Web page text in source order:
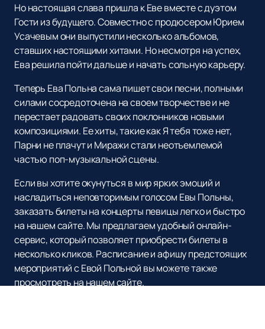
Но настоящая слава пришла к Еве вместе с дуэтом
Гости из будущего. Совместно с продюсером Юрием
Усачевым они выпустили несколько альбомов,
ставших настоящими хитами. Но несмотря на успех,
Ева решила пойти дальше и начать сольную карьеру.
Теперь Ева Польна сама пишет свои песни, полными
силами сосредоточена на своем творчестве и не
перестает радовать своих поклонников новыми
композициями. Ее хиты, такие как Я тебя тоже нет,
Парни не плачут и Миражи стали неотъемлемой
частью поп-музыкальной сцены.
Если вы хотите окунуться в мир ярких эмоций и
насладиться неповторимым голосом Евы Польны,
заказать билеты на концерты певицы легко и быстро
на нашем сайте. Мы предлагаем удобный онлайн-
сервис, который позволяет приобрести билеты в
несколько кликов. Расписание и афишу предстоящих
мероприятий с Евой Польной вы можете также
просмотреть на нашем сайте.